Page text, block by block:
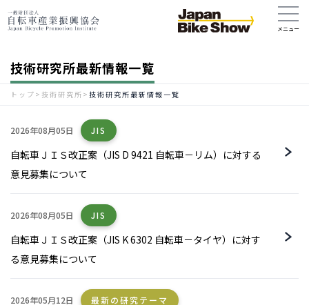
技術研究所最新情報一覧
トップ > 技術研究所 > 技術研究所最新情報一覧
2026年08月05日 JIS
自転車ＪＩＳ改正案（JIS D 9421 自転車－リム）に対する
意見募集について
2026年08月05日 JIS
自転車ＪＩＳ改正案（JIS K 6302 自転車－タイヤ）に対す
る意見募集について
2026年05月12日 最新の研究テーマ